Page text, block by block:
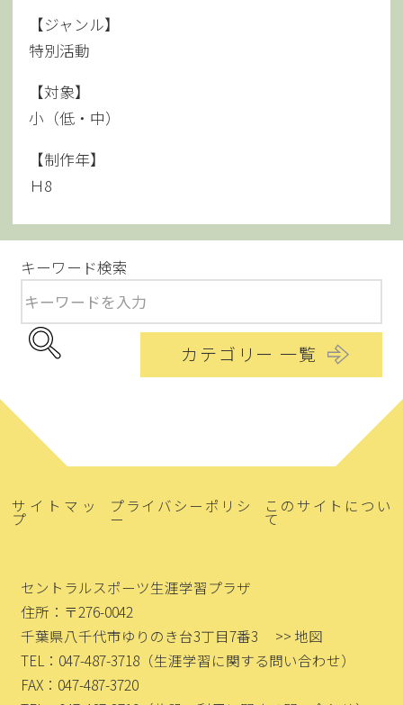
【ジャンル】
特別活動
【対象】
小（低・中）
【制作年】
Ｈ8
キーワード検索
カテゴリー 一覧
サイトマッ
プ
プライバシーポリシ
ー
このサイトについ
て
セントラルスポーツ生涯学習プラザ
住所：〒276-0042
千葉県八千代市ゆりのき台3丁目7番3
>> 地図
TEL：047-487-3718 （生涯学習に関する問い合わせ）
FAX：047-487-3720